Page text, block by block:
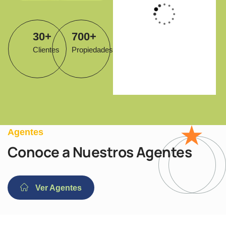
30+
Clientes
700+
Propiedades
Nueva
Agentes
Conoce a Nuestros Agentes
Ver Agentes